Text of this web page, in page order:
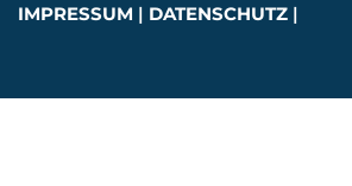
IMPRESSUM | DATENSCHUTZ |